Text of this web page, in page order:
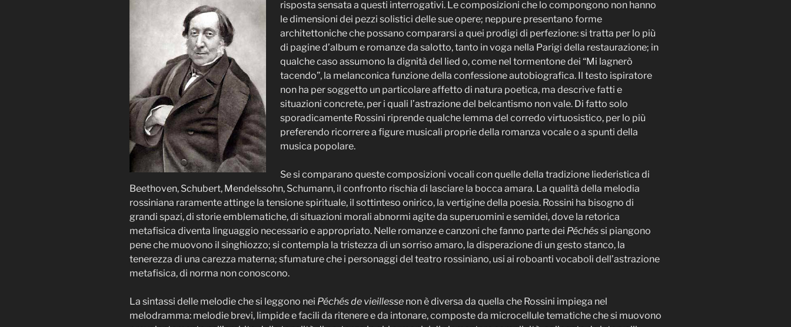
risposta sensata a questi interrogativi. Le composizioni che lo compongono non hanno
le dimensioni dei pezzi solistici delle sue opere; neppure presentano forme
architettoniche che possano compararsi a quei prodigi di perfezione: si tratta per lo più
di pagine d’album e romanze da salotto, tanto in voga nella Parigi della restaurazione; in
qualche caso assumono la dignità del lied o, come nel tormentone dei “Mi lagnerò
tacendo”, la melanconica funzione della confessione autobiografica. Il testo ispiratore
non ha per soggetto un particolare affetto di natura poetica, ma descrive fatti e
situazioni concrete, per i quali l’astrazione del belcantismo non vale. Di fatto solo
sporadicamente Rossini riprende qualche lemma del corredo virtuosistico, per lo più
preferendo ricorrere a figure musicali proprie della romanza vocale o a spunti della
musica popolare.
Se si comparano queste composizioni vocali con quelle della tradizione liederistica di
Beethoven, Schubert, Mendelssohn, Schumann, il confronto rischia di lasciare la bocca amara. La qualità della melodia
rossiniana raramente attinge la tensione spirituale, il sottinteso onirico, la vertigine della poesia. Rossini ha bisogno di
grandi spazi, di storie emblematiche, di situazioni morali abnormi agite da superuomini e semidei, dove la retorica
metafisica diventa linguaggio necessario e appropriato. Nelle romanze e canzoni che fanno parte dei Péchéssi piangono
pene che muovono il singhiozzo; si contempla la tristezza di un sorriso amaro, la disperazione di un gesto stanco, la
tenerezza di una carezza materna; sfumature che i personaggi del teatro rossiniano, usi ai roboanti vocaboli dell’astrazione
metafisica, di norma non conoscono.
La sintassi delle melodie che si leggono nei Péchés de vieillesse non è diversa da quella che Rossini impiega nel
melodramma: melodie brevi, limpide e facili da ritenere e da intonare, composte da microcellule tematiche che si muovono